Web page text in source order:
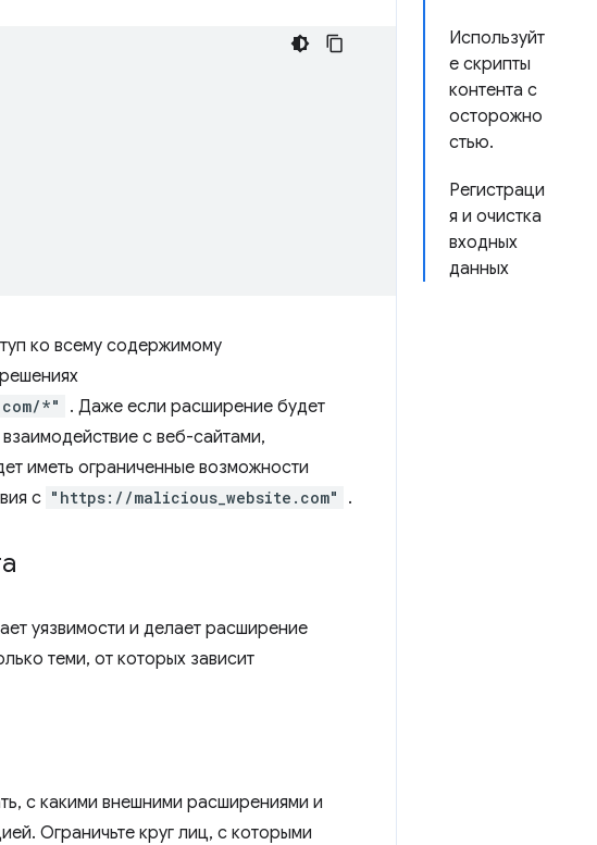
Используйт
е скрипты
контента с
осторожно
стью.
Регистраци
я и очистка
входных
данных
ко всему содержимому
*"
. Даже если расширение будет
с веб-сайтами,
иметь ограниченные возможности
с "https://malicious_website.com" .
уязвимости и делает расширение
теми, от которых зависит
с какими внешними расширениями и
Ограничьте круг лиц, с которыми